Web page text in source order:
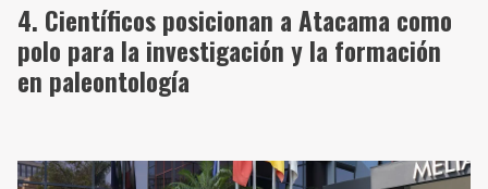
Científicos posicionan a Atacama como
polo para la investigación y la formación
en paleontología